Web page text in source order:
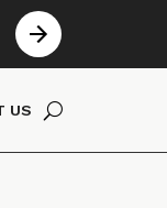
US